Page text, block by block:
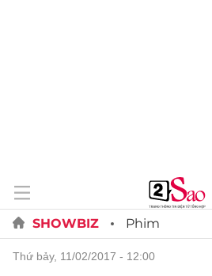
SHOWBIZ Phim
thứ bảy, 11/02/2017 - 12:00